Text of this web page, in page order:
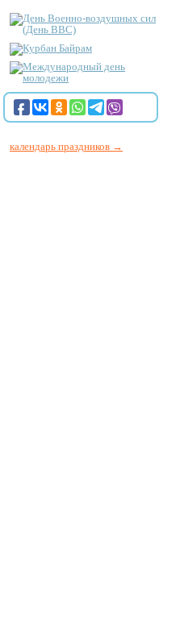
День Военно-воздушных сил
(День ВВС)
Курбан Байрам
Международный день
молодежи
календарь праздников →